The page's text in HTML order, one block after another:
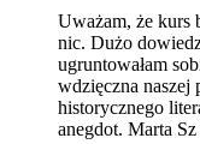
Uważam, że kurs
nic. Dużo
ugruntowałam
wdzięczna naszej
historycznego
anegdot. Marta Sz